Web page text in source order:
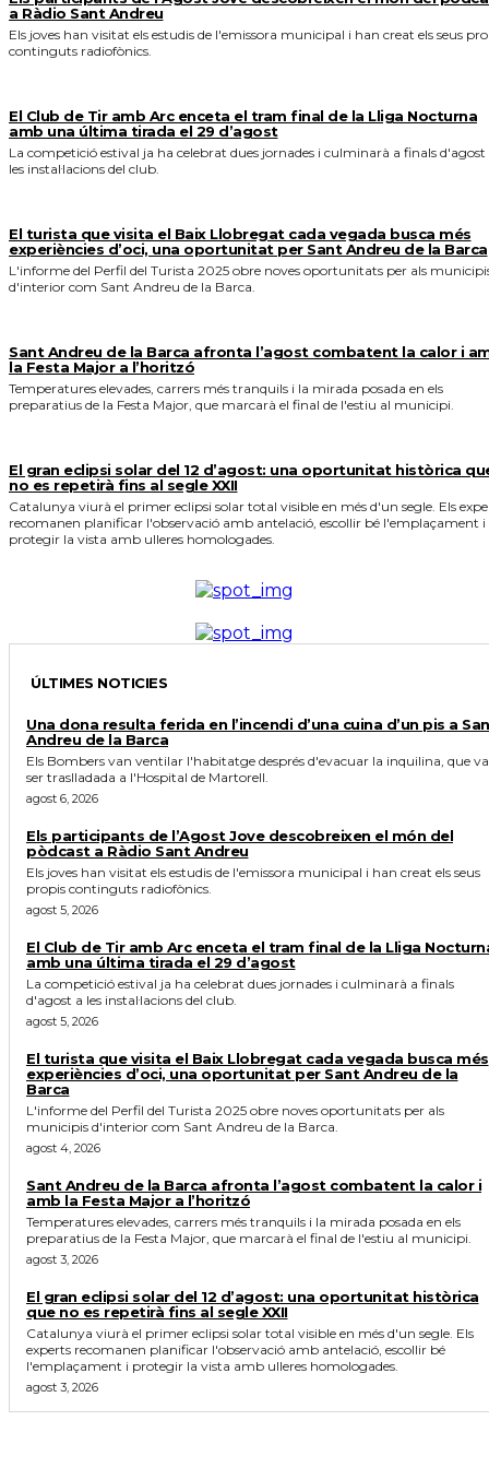
a Ràdio Sant Andreu
Els joves han visitat els estudis de l'emissora municipal i han creat els seus
continguts radiofònics.
El Club de Tir amb Arc enceta el tram final de la Lliga Nocturna
amb una última tirada el 29 d’agost
La competició estival ja ha celebrat dues jornades i culminarà a finals d'agost
les instal·lacions del club.
El turista que visita el Baix Llobregat cada vegada busca més
experiències d’oci, una oportunitat per Sant Andreu de la Barca
L'informe del Perfil del Turista 2025 obre noves oportunitats per als
d'interior com Sant Andreu de la Barca.
Sant Andreu de la Barca afronta l’agost combatent la calor i
la Festa Major a l’horitzó
Temperatures elevades, carrers més tranquils i la mirada posada en els
preparatius de la Festa Major, que marcarà el final de l'estiu al municipi.
El gran eclipsi solar del 12 d’agost: una oportunitat històrica
no es repetirà fins al segle XXII
Catalunya viurà el primer eclipsi solar total visible en més d'un segle. Els
recomanen planificar l'observació amb antelació, escollir bé l'emplaçament i
protegir la vista amb ulleres homologades.
ÚLTIMES NOTICIES
Una dona resulta ferida en l’incendi d’una cuina d’un pis a
Andreu de la Barca
Els Bombers van ventilar l'habitatge després d'evacuar la inquilina, que va
ser traslladada a l'Hospital de Martorell.
agost 6, 2026
Els participants de l’Agost Jove descobreixen el món del
pòdcast a Ràdio Sant Andreu
Els joves han visitat els estudis de l'emissora municipal i han creat els seus
propis continguts radiofònics.
agost 5, 2026
El Club de Tir amb Arc enceta el tram final de la Lliga
amb una última tirada el 29 d’agost
La competició estival ja ha celebrat dues jornades i culminarà a finals
d'agost a les instal·lacions del club.
agost 5, 2026
El turista que visita el Baix Llobregat cada vegada busca més
experiències d’oci, una oportunitat per Sant Andreu de la
Barca
L'informe del Perfil del Turista 2025 obre noves oportunitats per als
municipis d'interior com Sant Andreu de la Barca.
agost 4, 2026
Sant Andreu de la Barca afronta l’agost combatent la calor i
amb la Festa Major a l’horitzó
Temperatures elevades, carrers més tranquils i la mirada posada en els
preparatius de la Festa Major, que marcarà el final de l'estiu al municipi.
agost 3, 2026
El gran eclipsi solar del 12 d’agost: una oportunitat històrica
que no es repetirà fins al segle XXII
Catalunya viurà el primer eclipsi solar total visible en més d'un segle. Els
experts recomanen planificar l'observació amb antelació, escollir bé
l'emplaçament i protegir la vista amb ulleres homologades.
agost 3, 2026